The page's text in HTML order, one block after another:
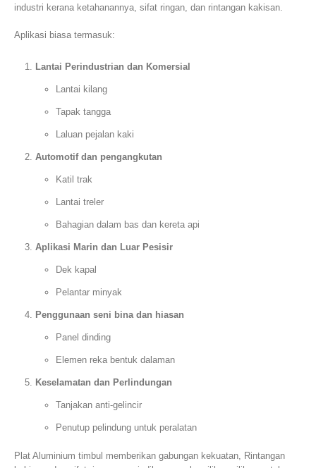
industri kerana ketahanannya, sifat ringan, dan rintangan kakisan.
Aplikasi biasa termasuk:
Lantai Perindustrian dan Komersial
Lantai kilang
Tapak tangga
Laluan pejalan kaki
Automotif dan pengangkutan
Katil trak
Lantai treler
Bahagian dalam bas dan kereta api
Aplikasi Marin dan Luar Pesisir
Dek kapal
Pelantar minyak
Penggunaan seni bina dan hiasan
Panel dinding
Elemen reka bentuk dalaman
Keselamatan dan Perlindungan
Tanjakan anti-gelincir
Penutup pelindung untuk peralatan
Plat Aluminium timbul memberikan gabungan kekuatan, Rintangan